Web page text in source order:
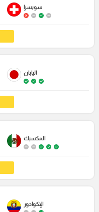
سويسرا
اليابان
المكسيك
الإكوادور